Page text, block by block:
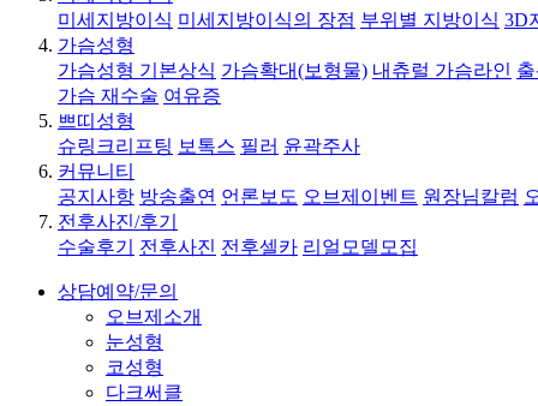
미세지방이식 미세지방이식의 장점 부위별 지방이식 3D
가슴성형
가슴성형 기본상식 가슴확대(보형물) 내츄럴 가슴라인
가슴 재수술 여유증
쁘띠성형
슈링크리프팅 보톡스 필러 윤곽주사
커뮤니티
공지사항 방송출연 언론보도 오브제이벤트 원장님칼럼
전후사진/후기
수술후기
전후사진 전후셀카 리얼모델모집
상담예약/문의
오브제소개
눈성형
코성형
다크써클